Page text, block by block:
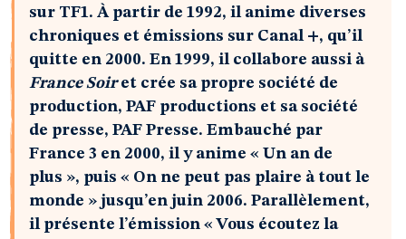
sur TF1. À partir de 1992, il anime diverses
chroniques et émissions sur Canal +, qu’il
quitte en 2000. En 1999, il collabore aussi à
France Soiret crée sa propre société de
production, PAF productions et sa société
de presse, PAF Presse. Embauché par
France 3 en 2000, il y anime « Un an de
plus », puis « On ne peut pas plaire à tout le
monde » jusqu’en juin 2006. Parallèlement,
il présente l’émission « Vous écoutez la